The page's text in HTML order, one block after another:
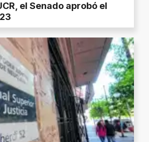
el Senado aprobó el